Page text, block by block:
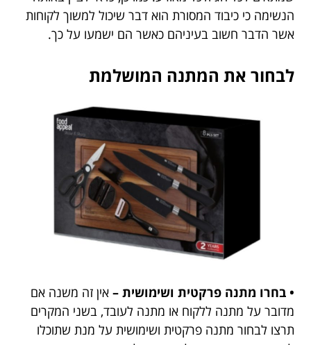
הנשימה כי כיבוד המסורת הוא דבר שיכול למשוך לקוחות
אשר הדבר חשוב בעיניהם כאשר הם ישמעו על כך.
לבחור את המתנה המושלמת
• בחרו מתנה פרקטית ושימושית – אין זה משנה אם
מדובר על מתנה ללקוח או מתנה לעובד, בשני המקרים
תרצו לבחור מתנה פרקטית ושימושית על מנת שתוכלו